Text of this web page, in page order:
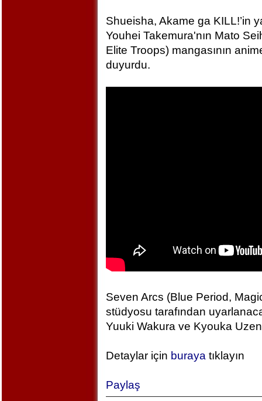
Shueisha, Akame ga KILL!’in
Youhei Takemura'nın Mato
Elite Troops) mangasının
duyurdu.
Seven Arcs (Blue Period,
stüdyosu tarafından
Yuuki Wakura ve Kyouka
Detaylar için buraya tıklayın
Paylaş